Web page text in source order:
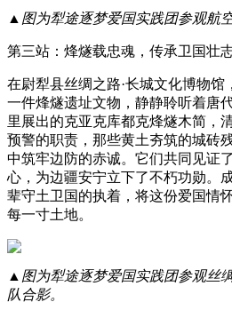
▲图为犁途逐梦爱国实践团参观航
第三站：烽燧载忠魂，传承卫国壮
在尉犁县丝绸之路·长城文化博物
一件烽燧遗址文物，静静聆听着唐
里展出的克亚克库都克烽燧木简，
预警的职责，那些黄土夯筑的城砖
中筑牢边防的赤诚。它们共同见证
心，为边疆安宁立下了不朽功勋。
辈守土卫国的执着，将这份爱国情
每一寸土地。
▲图为犁途逐梦爱国实践团参观丝
队合影。